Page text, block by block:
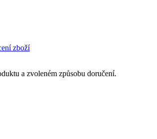
zboží
a zvoleném způsobu doručení.